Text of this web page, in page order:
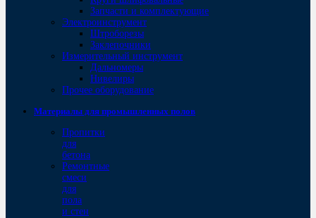
Запчасти и комплектующие
Электроинструмент
Штроборезы
Заклепочники
Измерительный инструмент
Дальномеры
Нивелиры
Прочее оборудование
Материалы для промышленных полов
Пропитки
для
бетона
Ремонтные
смеси
для
пола
и стен